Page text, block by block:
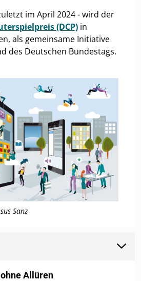
im April 2024 - wird der
(DCP) in
als gemeinsame Initiative
des Deutschen Bundestags.
Sanz
Allüren